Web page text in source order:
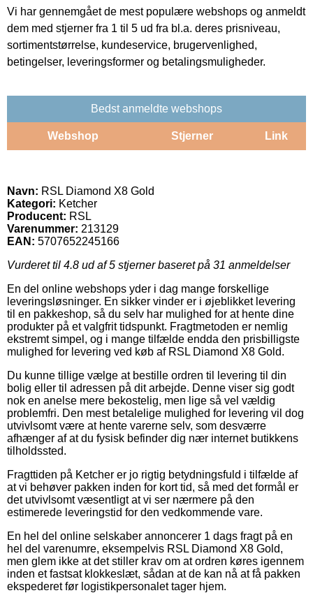
Vi har gennemgået de mest populære webshops og anmeldt
dem med stjerner fra 1 til 5 ud fra bl.a. deres prisniveau,
sortimentstørrelse, kundeservice, brugervenlighed,
betingelser, leveringsformer og betalingsmuligheder.
Bedst anmeldte webshops
Webshop Stjerner Link
Navn: RSL Diamond X8 Gold
Kategori: Ketcher
Producent: RSL
Varenummer: 213129
EAN: 5707652245166
Vurderet til 4.8 ud af 5 stjerner baseret på 31 anmeldelser
En del online webshops yder i dag mange forskellige
leveringsløsninger. En sikker vinder er i øjeblikket levering
til en pakkeshop, så du selv har mulighed for at hente dine
produkter på et valgfrit tidspunkt. Fragtmetoden er nemlig
ekstremt simpel, og i mange tilfælde endda den prisbilligste
mulighed for levering ved køb af RSL Diamond X8 Gold.
Du kunne tillige vælge at bestille ordren til levering til din
bolig eller til adressen på dit arbejde. Denne viser sig godt
nok en anelse mere bekostelig, men lige så vel vældig
problemfri. Den mest betalelige mulighed for levering vil dog
utvivlsomt være at hente varerne selv, som desværre
afhænger af at du fysisk befinder dig nær internet butikkens
tilholdssted.
Fragttiden på Ketcher er jo rigtig betydningsfuld i tilfælde af
at vi behøver pakken inden for kort tid, så med det formål er
det utvivlsomt væsentligt at vi ser nærmere på den
estimerede leveringstid for den vedkommende vare.
En hel del online selskaber annoncerer 1 dags fragt på en
hel del varenumre, eksempelvis RSL Diamond X8 Gold,
men glem ikke at det stiller krav om at ordren køres igennem
inden et fastsat klokkeslæt, sådan at de kan nå at få pakken
ekspederet før logistikpersonalet tager hjem.